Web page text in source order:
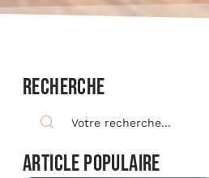
Recherche
Article populaire